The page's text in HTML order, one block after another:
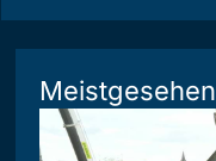
Meistgesehen